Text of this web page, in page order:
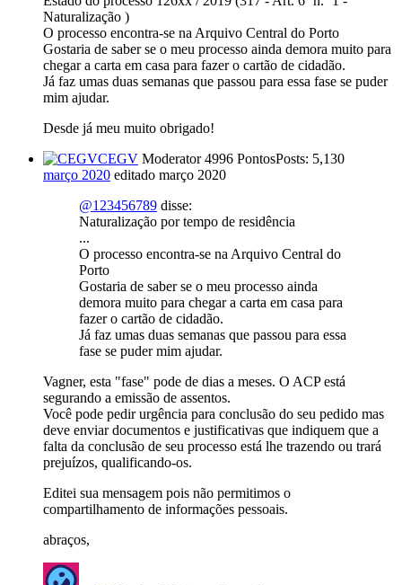
Naturalização )
O processo encontra-se na Arquivo Central do Porto
Gostaria de saber se o meu processo ainda demora muito para
chegar a carta em casa para fazer o cartão de cidadão.
Já faz umas duas semanas que passou para essa fase se puder
mim ajudar.
Desde já meu muito obrigado!
CEGV Moderator 4996 PontosPosts: 5,130
março 2020 editado março 2020
@123456789 disse:
Naturalização por tempo de residência
...
O processo encontra-se na Arquivo Central do
Porto
Gostaria de saber se o meu processo ainda
demora muito para chegar a carta em casa para
fazer o cartão de cidadão.
Já faz umas duas semanas que passou para essa
fase se puder mim ajudar.
Vagner, esta "fase" pode de dias a meses. O ACP está
segurando a emissão de assentos.
Você pode pedir urgência para conclusão do seu pedido mas
deve enviar documentos e justificativas que indiquem que a
falta da conclusão de seu processo está lhe trazendo ou trará
prejuízos, qualificando-os.
Editei sua mensagem pois não permitimos o
compartilhamento de informações pessoais.
abraços,